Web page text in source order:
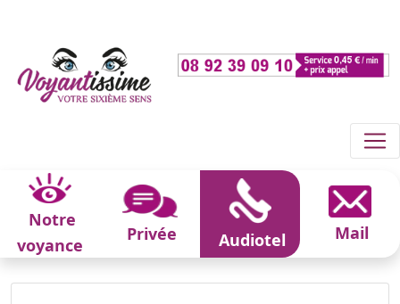
Notre
voyance
Privée Audiotel Mail